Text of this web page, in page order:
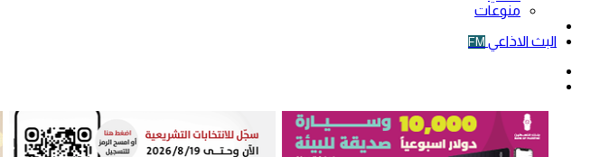
منوعات
البث الاذاعي FM